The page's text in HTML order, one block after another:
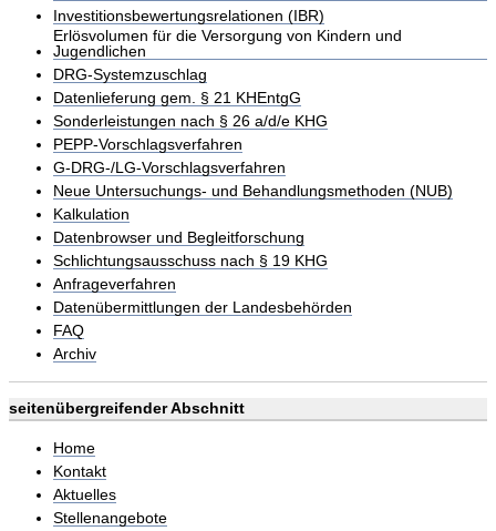
Investitionsbewertungsrelationen (IBR)
Erlösvolumen für die Versorgung von Kindern und
Jugendlichen
DRG-Systemzuschlag
Datenlieferung gem. § 21 KHEntgG
Sonderleistungen nach § 26 a/d/e KHG
PEPP-Vorschlagsverfahren
G-DRG-/LG-Vorschlagsverfahren
Neue Untersuchungs- und Behandlungsmethoden (NUB)
Kalkulation
Datenbrowser und Begleitforschung
Schlichtungsausschuss nach § 19 KHG
Anfrageverfahren
Datenübermittlungen der Landesbehörden
FAQ
Archiv
seitenübergreifender Abschnitt
Home
Kontakt
Aktuelles
Stellenangebote